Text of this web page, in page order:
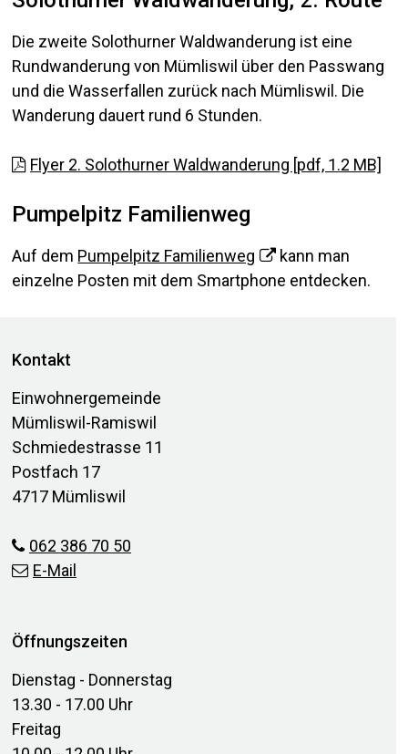
Die zweite Solothurner Waldwanderung ist eine
Rundwanderung von Mümliswil über den Passwang
und die Wasserfallen zurück nach Mümliswil. Die
Wanderung dauert rund 6 Stunden.
Flyer 2. Solothurner Waldwanderung [pdf, 1.2 MB]
Pumpelpitz Familienweg
Auf dem Pumpelpitz Familienweg
kann man
einzelne Posten mit dem Smartphone entdecken.
Footer
Kontakt
Einwohnergemeinde
Mümliswil-Ramiswil
Schmiedestrasse 11
Postfach 17
4717 Mümliswil
062 386 70 50
E-Mail
Öffnungszeiten
Dienstag - Donnerstag
13.30 - 17.00 Uhr
Freitag